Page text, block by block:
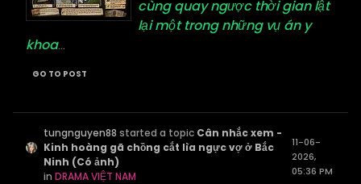
cùng quay ngược thời gian lật
lại một trong những vụ án y
khoa...
GO TO POST
tungnguyen88 started a topic Cân nhắc xem -
Kinh hoàng gã chồng cắt lìa ngực vợ ở Bắc
Ninh (Có ảnh)
inDRAMA VIỆT NAM
11-06-
2026,
05:36 PM